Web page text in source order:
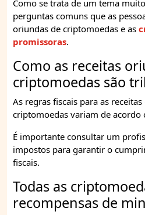
Como se trata de um tema
perguntas comuns que as
oriundas de criptomoedas e as
promissoras.
Como as receitas
criptomoedas são
As regras fiscais para as
criptomoedas variam de acordo
É importante consultar um
impostos para garantir o
fiscais.
Todas as
recompensas de